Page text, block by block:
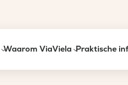
Waarom ViaViela Praktische